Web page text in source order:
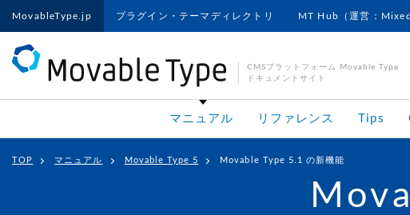
MovableType.jp プラグイン・テーマディレクトリ MT Hub（運営：Mixed
CMSプラットフォーム Movable Type
ドキュメントサイト
マニュアル リファレンス Tips
TOP マニュアル Movable Type 5 Movable Type 5.1 の新機能